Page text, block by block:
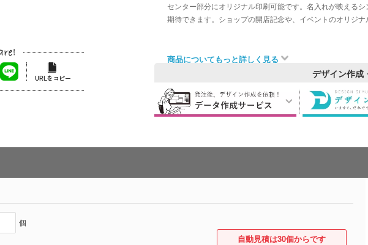
センター部分にオリジナル印刷可能です。名入れが映える
期待できます。ショップの開店記念や、イベントのオリジ
商品についてもっと詳しく見る
デザイン作成
個
自動見積は30個からです